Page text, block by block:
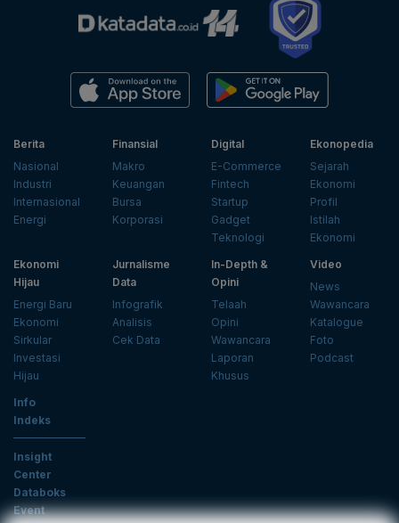
Berita
Nasional
Industri
Internasional
Energi
Finansial
Makro
Keuangan
Bursa
Korporasi
Digital
E-Commerce
Fintech
Startup
Gadget
Teknologi
Ekonopedia
Sejarah
Ekonomi
Profil
Istilah
Ekonomi
Ekonomi
Hijau
Energi Baru
Ekonomi
Sirkular
Investasi
Hijau
Jurnalisme
Data
Infografik
Analisis
Cek Data
In-Depth &
Opini
Telaah
Opini
Wawancara
Laporan
Khusus
Video
News
Wawancara
Katalogue
Foto
Podcast
Info
Indeks
Insight
Center
Databoks
Event